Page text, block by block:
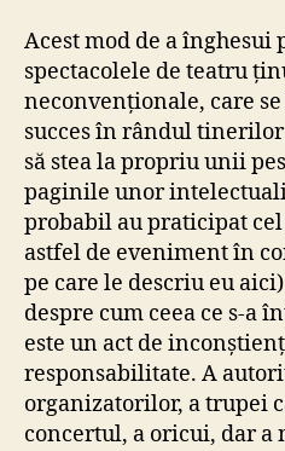
Acest mod de a înghesui
spectacolele de teatru
neconvenționale, care
succes în rândul
să stea la propriu unii
paginile unor
probabil au praticipat
astfel de eveniment în
pe care le descriu eu
despre cum ceea ce s-a
este un act de
responsabilitate. A
organizatorilor, a trupei
concertul, a oricui, dar a